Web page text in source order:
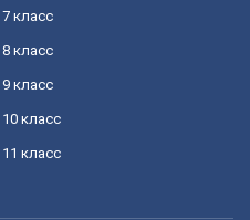
7 класс
8 класс
9 класс
10 класс
11 класс